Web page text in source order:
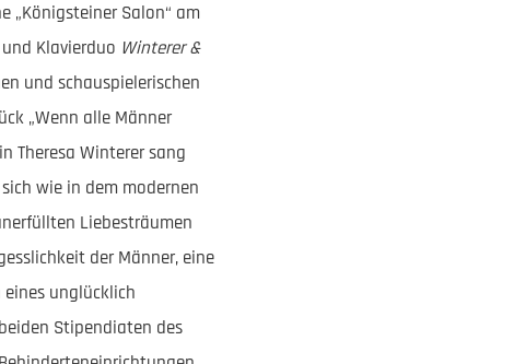
„Königsteiner Salon“ am
Klavierduo Winterer &
und schauspielerischen
„Wenn alle Männer
Theresa Winterer sang
wie in dem modernen
Liebesträumen
der Männer, eine
unglücklich
Stipendiaten des